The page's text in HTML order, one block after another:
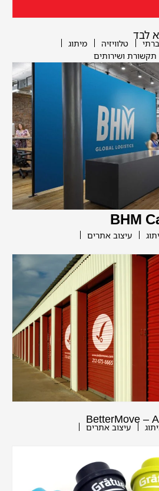
לבד
טלוויזיה
מיתוג
תקשורת ושירותים
BHM
עיצוב אתרים
BetterMove –
עיצוב אתרים